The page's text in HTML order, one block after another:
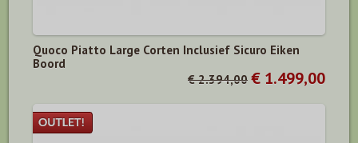
Quoco Piatto Large Corten Inclusief Sicuro Eiken
Boord
€ 2.394,00 € 1.499,00